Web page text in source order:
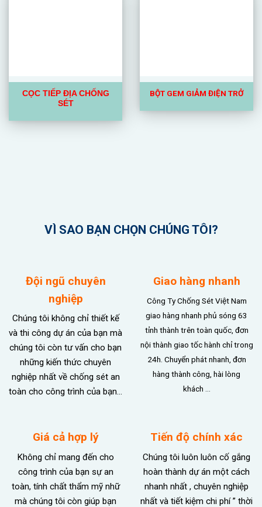
CỌC TIẾP ĐỊA CHỐNG
SÉT
BỘT GEM GIẢM ĐIỆN TRỞ
VÌ SAO BẠN CHỌN CHÚNG TÔI?
Đội ngũ chuyên
nghiệp
Chúng tôi không chỉ thiết kế
và thi công dự án của bạn mà
chúng tôi còn tư vấn cho bạn
những kiến thức chuyên
nghiệp nhất về chống sét an
toàn cho công trình của bạn…
Giao hàng nhanh
Công Ty Chống Sét Việt Nam
giao hàng nhanh phủ sóng 63
tỉnh thành trên toàn quốc, đơn
nội thành giao tốc hành chỉ trong
24h. Chuyển phát nhanh, đơn
hàng thành công, hài lòng
khách …
Giá cả hợp lý
Không chỉ mang đến cho
công trình của bạn sự an
toàn, tính chất thẩm mỹ nhữ
mà chúng tôi còn giúp bạn
Tiến độ chính xác
Chúng tôi luôn luôn cố gắng
hoàn thành dự án một cách
nhanh nhất , chuyên nghiệp
nhất và tiết kiệm chi phí ” thời